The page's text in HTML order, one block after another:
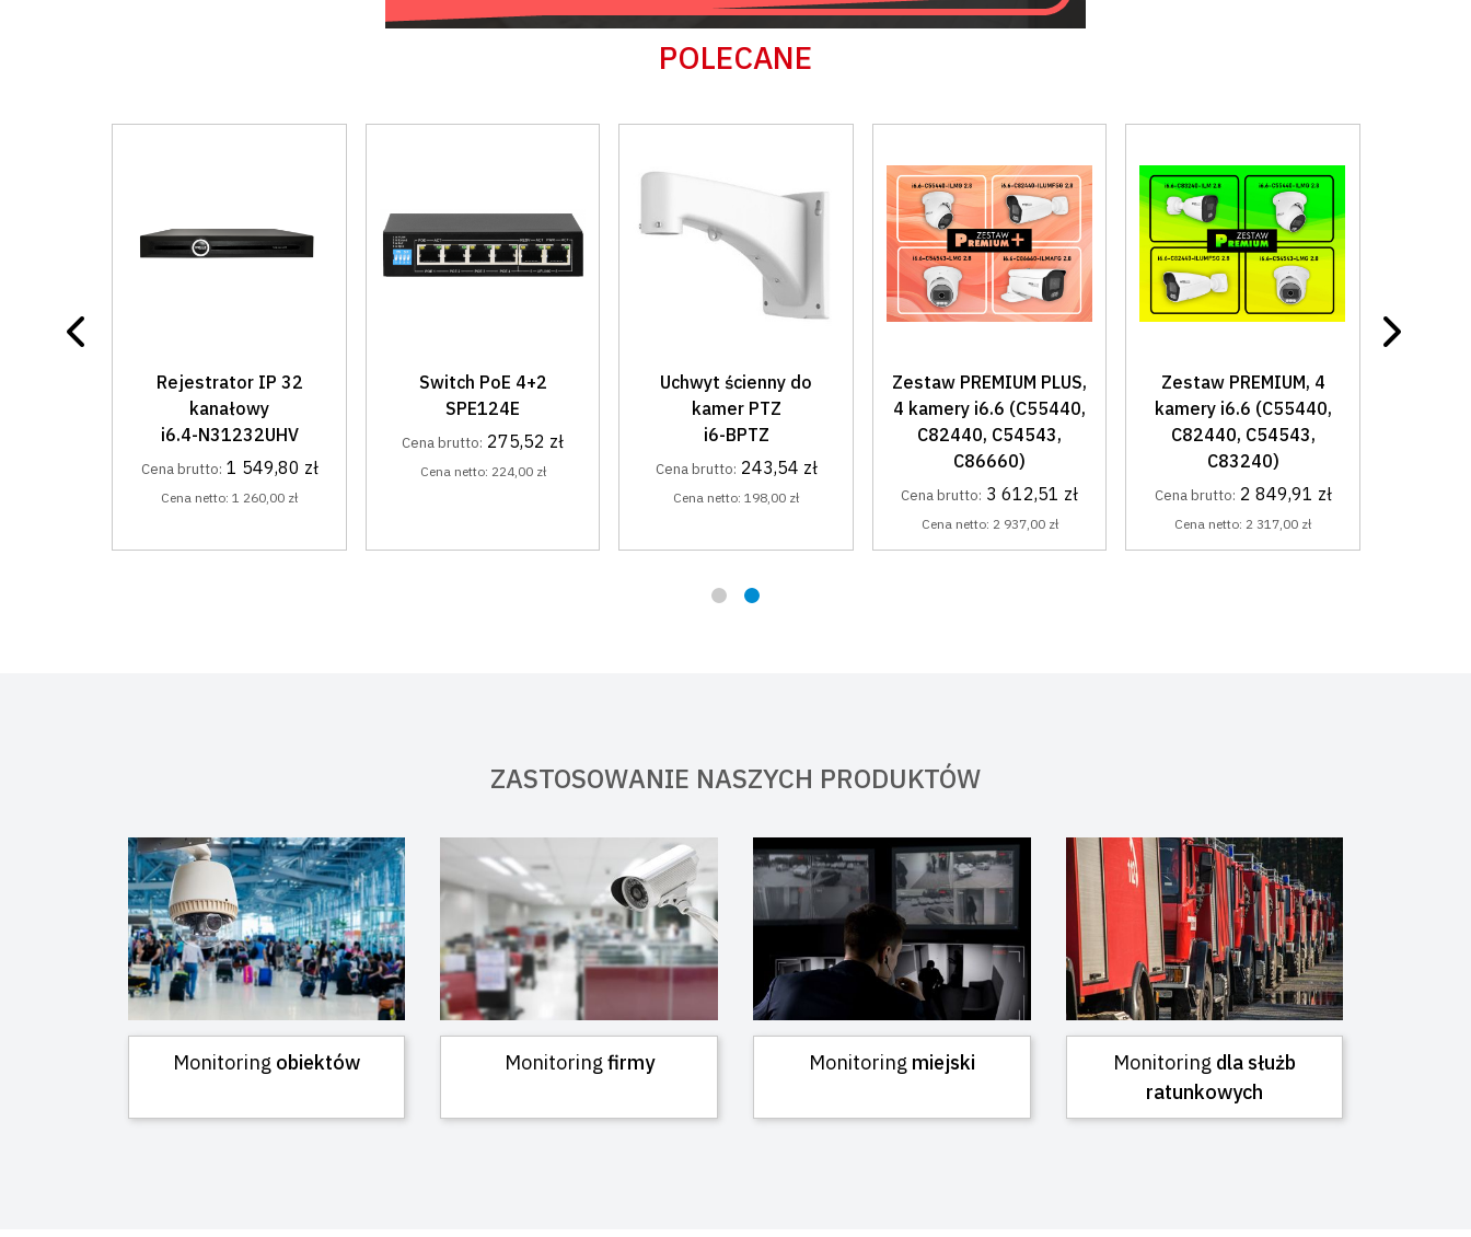
POLECANE
Switch PoE 4+2
SPE124E
Cena brutto: 275,52 zł
Cena netto: 224,00 zł
Uchwyt ścienny do
kamer PTZ
i6-BPTZ
Cena brutto: 243,54 zł
Zestaw PREMIUM PLUS,
4 kamery i6.6 (C55440,
C82440, C54543,
C86660)
Cena brutto: 3 612,51 zł
Zestaw PREMIUM, 4
kamery i6.6 (C55440,
C82440, C54543,
C83240)
Cena brutto: 2 849,91 zł
Cena netto: 2 317,00 zł
Kamera 5MP
TVI/CVI/AHD/CVBS
i8-18N
Cena brutto: 207,87 zł
Cena netto: 169,00 zł
ZASTOSOWANIE NASZYCH PRODUKTÓW
Monitoring obiektów Monitoring firmy Monitoring miejski Monitoring dla służb
ratunkowych